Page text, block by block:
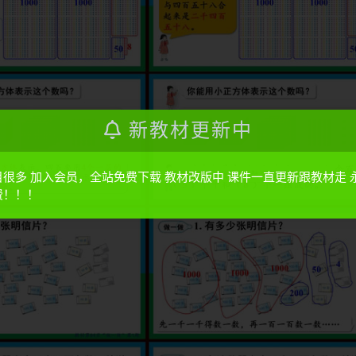
新教材更新中
很多 加入会员，全站免费下载 教材改版中 课件一直更新跟教材走
！！